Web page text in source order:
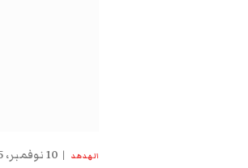
الهدهد 10 نوفمبر، 2025